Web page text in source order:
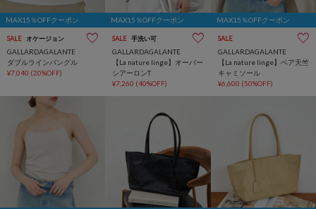
MAX15％OFFクーポン
SALE オケージョン
GALLARDAGALANTE
ダブルラインバングル
¥7,040 (20%OFF)
MAX15％OFFクーポン
SALE 手洗い可
GALLARDAGALANTE
【La nature linge】オーバー
シアーロンT
¥7,260 (40%OFF)
MAX15％OFFクーポン
SALE
GALLARDAGALANTE
【La nature linge】ベア天竺
キャミソール
¥6,600 (50%OFF)